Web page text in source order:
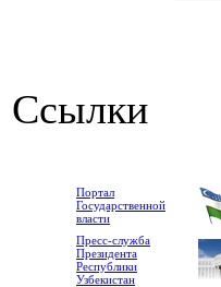
Ссылки
Портал
Государственной
власти
Пресс-служба
Президента
Республики
Узбекистан